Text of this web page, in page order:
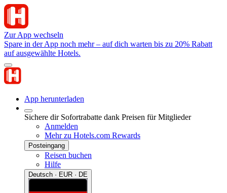
Zur App wechseln
Spare in der App noch mehr – auf dich warten bis zu 20% Rabatt
auf ausgewählte Hotels.
App herunterladen
Sichere dir Sofortrabatte dank Preisen für Mitglieder
Anmelden
Mehr zu Hotels.com Rewards
Posteingang
Reisen buchen
Hilfe
Deutsch · EUR · DE